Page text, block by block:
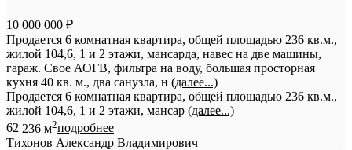
10 000 000 ₽
Продается 6 комнатная квартира, общей площадью 236 кв.м.,
жилой 104,6, 1 и 2 этажи, мансарда, навес на две машины,
гараж. Свое АОГВ, фильтра на воду, большая просторная
кухня 40 кв. м., два санузла, н (далее...)
Продается 6 комнатная квартира, общей площадью 236 кв.м.,
жилой 104,6, 1 и 2 этажи, мансар (далее...)
62 236 м2подробнее
Тихонов Александр Владимирович